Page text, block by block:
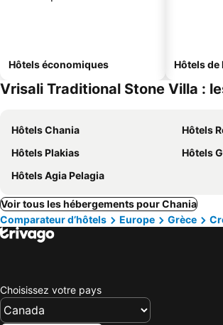
Hôtels économiques Hôtels de
Vrisali Traditional Stone Villa :
Hôtels Chania Hôtels
Hôtels Plakias
Hôtels
Hôtels Agia Pelagia
Voir tous les hébergements pour Chania
Comparateur d’hôtels
Europe Grèce
Choisissez votre pays